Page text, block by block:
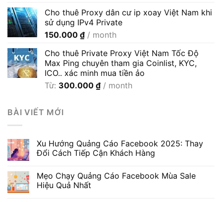
từ
Cho thuê Proxy dân cư ip xoay Việt Nam khi
sử dụng IPv4 Private
150.000 ₫ / month
Cho thuê Private Proxy Việt Nam Tốc Độ
Max Ping chuyên tham gia Coinlist, KYC,
ICO.. xác minh mua tiền ảo
Từ: 300.000 ₫ / month
BÀI VIẾT MỚI
Xu Hướng Quảng Cáo Facebook 2025: Thay
Đổi Cách Tiếp Cận Khách Hàng
Mẹo Chạy Quảng Cáo Facebook Mùa Sale
Hiệu Quả Nhất